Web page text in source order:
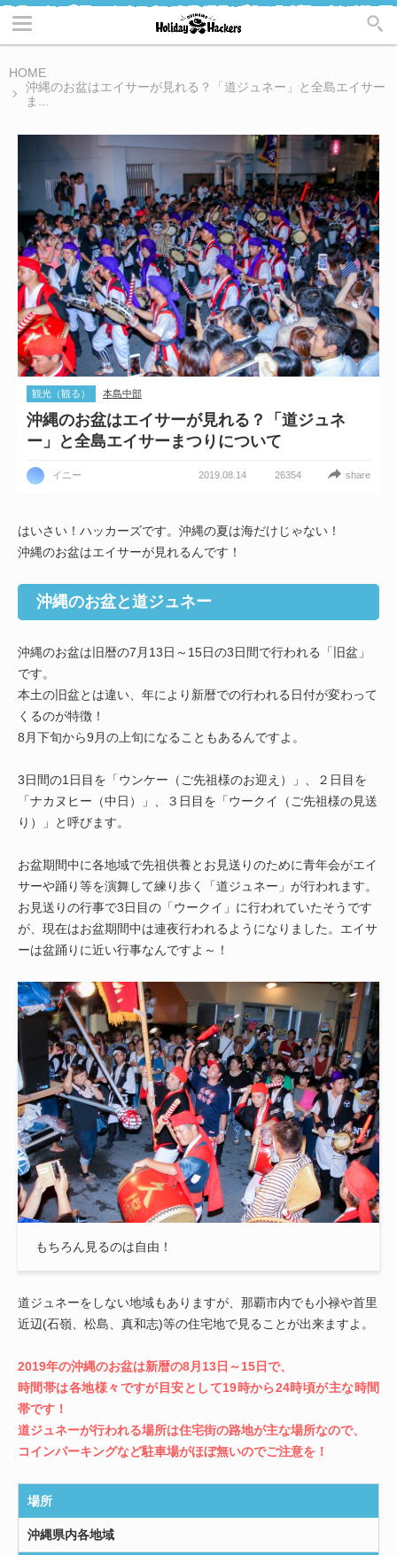
HOME
沖縄のお盆はエイサーが見れる？「道ジュネー」と全島エイサー
ま...
観光（観る） 本島中部
沖縄のお盆はエイサーが見れる？「道ジュネ
ー」と全島エイサーまつりについて
イニー 2019.08.14 26354 share
はいさい！ハッカーズです。沖縄の夏は海だけじゃない！
沖縄のお盆はエイサーが見れるんです！
沖縄のお盆と道ジュネー
沖縄のお盆は旧暦の7月13日～15日の3日間で行われる「旧盆」
です。
本土の旧盆とは違い、年により新暦での行われる日付が変わって
くるのが特徴！
8月下旬から9月の上旬になることもあるんですよ。
3日間の1日目を「ウンケー（ご先祖様のお迎え）」、２日目を
「ナカヌヒー（中日）」、３日目を「ウークイ（ご先祖様の見送
り）」と呼びます。
お盆期間中に各地域で先祖供養とお見送りのために青年会がエイ
サーや踊り等を演舞して練り歩く「道ジュネー」が行われます。
お見送りの行事で3日目の「ウークイ」に行われていたそうです
が、現在はお盆期間中は連夜行われるようになりました。エイサ
ーは盆踊りに近い行事なんですよ～！
もちろん見るのは自由！
道ジュネーをしない地域もありますが、那覇市内でも小禄や首里
近辺(石嶺、松島、真和志)等の住宅地で見ることが出来ますよ。
2019年の沖縄のお盆は新暦の8月13日～15日で、
時間帯は各地様々ですが目安として19時から24時頃が主な時間
帯です！
道ジュネーが行われる場所は住宅街の路地が主な場所なので、
コインパーキングなど駐車場がほぼ無いのでご注意を！
場所
沖縄県内各地域